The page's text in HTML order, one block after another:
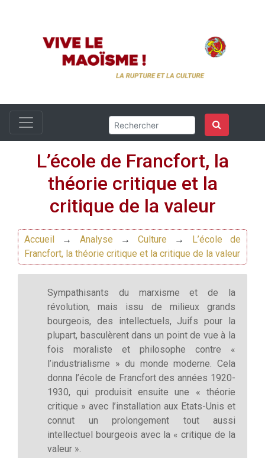
L’école de Francfort, la
théorie critique et la
critique de la valeur
Accueil → Analyse →Culture →
L’école de
Francfort, la théorie critique et la critique de la valeur
Sympathisants du marxisme et de la
révolution, mais issu de milieux grands
bourgeois, des intellectuels, Juifs pour la
plupart, basculèrent dans un point de vue à la
fois moraliste et philosophe contre «
l’industrialisme » du monde moderne. Cela
donna l’école de Francfort des années 1920-
1930, qui produisit ensuite une « théorie
critique » avec l’installation aux Etats-Unis et
connut un prolongement tout aussi
intellectuel bourgeois avec la « critique de la
valeur ».